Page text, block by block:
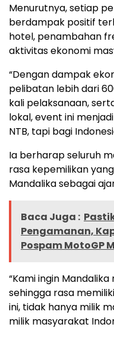
Menurutnya, setiap
berdampak positif
hotel, penambahan
aktivitas ekonomi
“Dengan dampak
pelibatan lebih dari
kali pelaksanaan,
lokal, event ini
NTB, tapi bagi
Ia berharap seluruh
rasa kepemilikan
Mandalika sebagai
Baca Juga :
Pengamanan,
Pospam MotoGP
“Kami ingin
sehingga rasa
ini, tidak hanya milik
milik masyarakat